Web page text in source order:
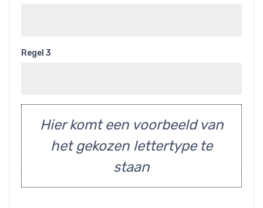
Regel 3
Hier komt een voorbeeld van
het gekozen lettertype te
staan